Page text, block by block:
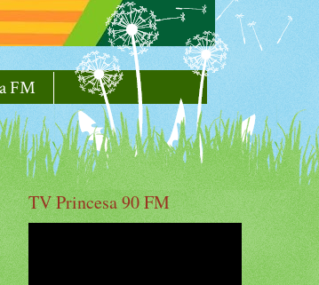
FM
TV Princesa 90 FM